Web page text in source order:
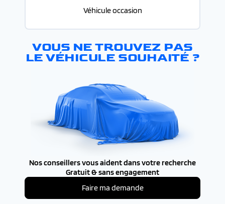
Véhicule occasion
VOUS NE TROUVEZ PAS
LE VÉHICULE SOUHAITÉ ?
Nos conseillers vous aident dans votre recherche
Gratuit & sans engagement
Faire ma demande